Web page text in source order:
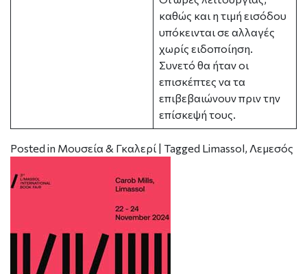
καθώς και η τιμή εισόδου
υπόκεινται σε αλλαγές
χωρίς ειδοποίηση.
Συνετό θα ήταν οι
επισκέπτες να τα
επιβεβαιώνουν πριν την
επίσκεψή τους.
Posted in Μουσεία & Γκαλερί | Tagged Limassol, Λεμεσός